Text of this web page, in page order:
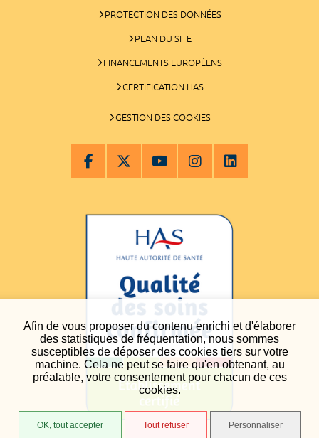
Afin de vous proposer du contenu enrichi et d'élaborer
des statistiques de fréquentation, nous sommes
susceptibles de déposer des cookies tiers sur votre
machine. Cela ne peut se faire qu'en obtenant, au
préalable, votre consentement pour chacun de ces
cookies.
OK, tout accepter Tout refuser Personnaliser
PROTECTION DES DONNÉES
PLAN DU SITE
FINANCEMENTS EUROPÉENS
CERTIFICATION HAS
GESTION DES COOKIES